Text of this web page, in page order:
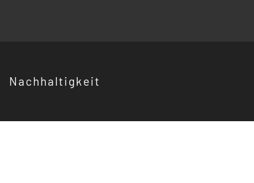
Nachhaltigkeit